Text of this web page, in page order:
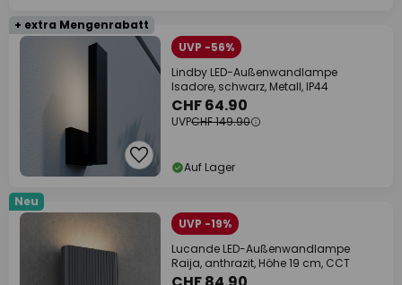
+ extra Mengenrabatt
UVP -56%
Lindby LED-Außenwandlampe
Isadore, schwarz, Metall, IP44
CHF 64.90
UVPCHF 149.90
Auf Lager
Neu
UVP -19%
Lucande LED-Außenwandlampe
Raija, anthrazit, Höhe 19 cm, CCT